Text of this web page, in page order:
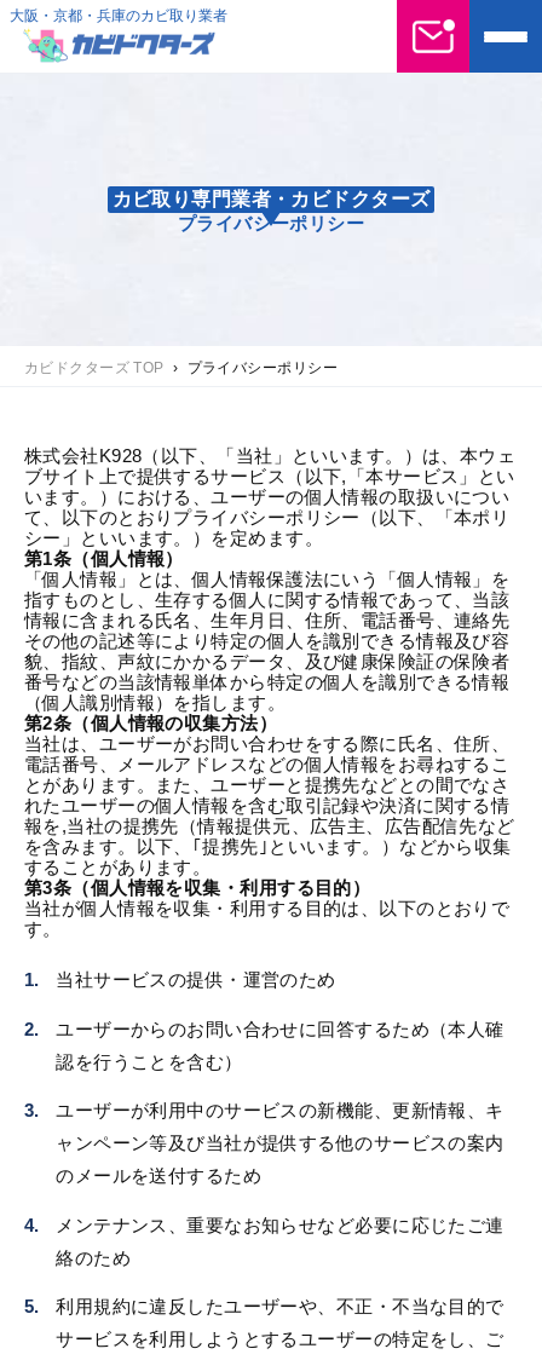
大阪・京都・兵庫のカビ取り業者
プライバシーポリシー
カビ取り専門業者・カビドクターズ
カビドクターズ TOP › プライバシーポリシー
株式会社K928（以下、「当社」といいます。）は、本ウェ
ブサイト上で提供するサービス（以下,「本サービス」とい
います。）における、ユーザーの個人情報の取扱いについ
て、以下のとおりプライバシーポリシー（以下、「本ポリ
シー」といいます。）を定めます。
第1条（個人情報）
「個人情報」とは、個人情報保護法にいう「個人情報」を
指すものとし、生存する個人に関する情報であって、当該
情報に含まれる氏名、生年月日、住所、電話番号、連絡先
その他の記述等により特定の個人を識別できる情報及び容
貌、指紋、声紋にかかるデータ、及び健康保険証の保険者
番号などの当該情報単体から特定の個人を識別できる情報
（個人識別情報）を指します。
第2条（個人情報の収集方法）
当社は、ユーザーがお問い合わせをする際に氏名、住所、
電話番号、メールアドレスなどの個人情報をお尋ねするこ
とがあります。また、ユーザーと提携先などとの間でなさ
れたユーザーの個人情報を含む取引記録や決済に関する情
報を,当社の提携先（情報提供元、広告主、広告配信先など
を含みます。以下、｢提携先｣といいます。）などから収集
することがあります。
第3条（個人情報を収集・利用する目的）
当社が個人情報を収集・利用する目的は、以下のとおりで
す。
当社サービスの提供・運営のため
ユーザーからのお問い合わせに回答するため（本人確
認を行うことを含む）
ユーザーが利用中のサービスの新機能、更新情報、キ
ャンペーン等及び当社が提供する他のサービスの案内
のメールを送付するため
メンテナンス、重要なお知らせなど必要に応じたご連
絡のため
利用規約に違反したユーザーや、不正・不当な目的で
サービスを利用しようとするユーザーの特定をし、ご